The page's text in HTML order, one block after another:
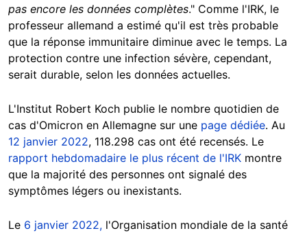
pas encore les données complètes." Comme l'IRK, le
professeur allemand a estimé qu'il est très probable
que la réponse immunitaire diminue avec le temps. La
protection contre une infection sévère, cependant,
serait durable, selon les données actuelles.
L'Institut Robert Koch publie le nombre quotidien de
cas d'Omicron en Allemagne sur une page dédiée. Au
12 janvier 2022, 118.298 cas ont été recensés. Le
rapport hebdomadaire le plus récent de l'IRK montre
que la majorité des personnes ont signalé des
symptômes légers ou inexistants.
Le 6 janvier 2022, l'Organisation mondiale de la santé